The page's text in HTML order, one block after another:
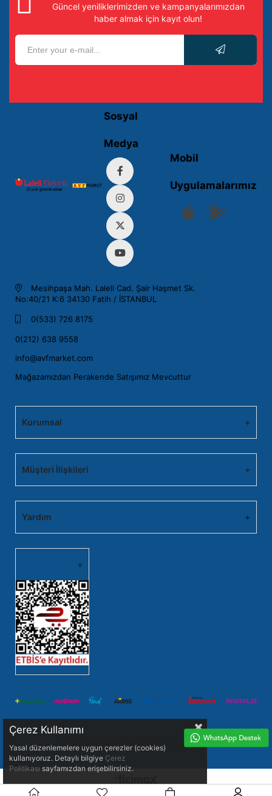
Güncel yeniliklerimizden ve kampanyalarımızdan
haber almak için kayıt olun!
Sosyal
Medya
Mobil
Uygulamalarımız
Mesihpaşa Mah. Laleli Cad. Şair Haşmet Sk.
No:40/21 K:6 34130 Fatih / İSTANBUL
0(533) 726 8175
0(212) 638 9558
info@avfmarket.com
Mağazamızdan Perakende Satışımız Mevcuttur
Kurumsal
Müşteri İlişkileri
Yardım
© 2021 avfmarket.com - Tüm Hakları Saklıdır.
Çerez Kullanımı
Yasal düzenlemelere uygun çerezler (cookies)
kullanıyoruz. Detaylı bilgiye Çerez
Politikası sayfamızdan erişebilirsiniz.